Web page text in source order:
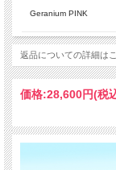
Geranium PINK
返品についての詳細は
価格:28,600円(税